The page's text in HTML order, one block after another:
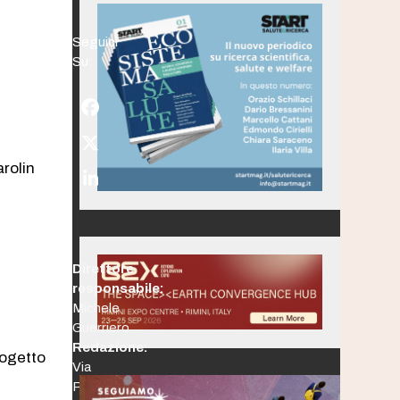
Seguici
Su:
Facebook
Twitter
(deprecated)
LinkedIn
Direttore
responsabile:
Michele
Guerriero
Redazione:
Via
Po,